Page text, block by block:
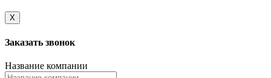
X
Заказать звонок
Название компании